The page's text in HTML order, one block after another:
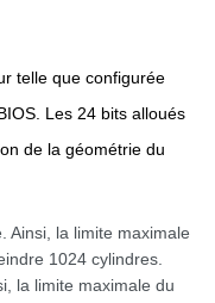
telle que configurée
Les 24 bits alloués
de la géométrie du
Ainsi, la limite maximale
1024 cylindres.
la limite maximale du